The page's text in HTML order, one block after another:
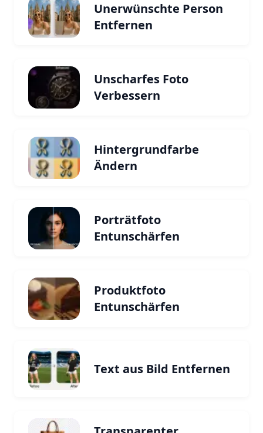
Unerwünschte Person
Entfernen
Unscharfes Foto
Verbessern
Hintergrundfarbe
Ändern
Porträtfoto
Entunschärfen
Produktfoto
Entunschärfen
Text aus Bild Entfernen